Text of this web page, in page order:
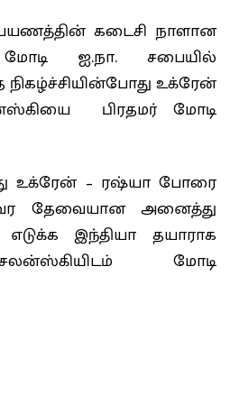
கடைசி நாளான
ஐ.நா. சபையில்
உக்ரேன்
பிரதமர் மோடி
உக்ரேன் – ரஷ்யா போரை
தேவையான அனைத்து
இந்தியா தயாராக
மோடி